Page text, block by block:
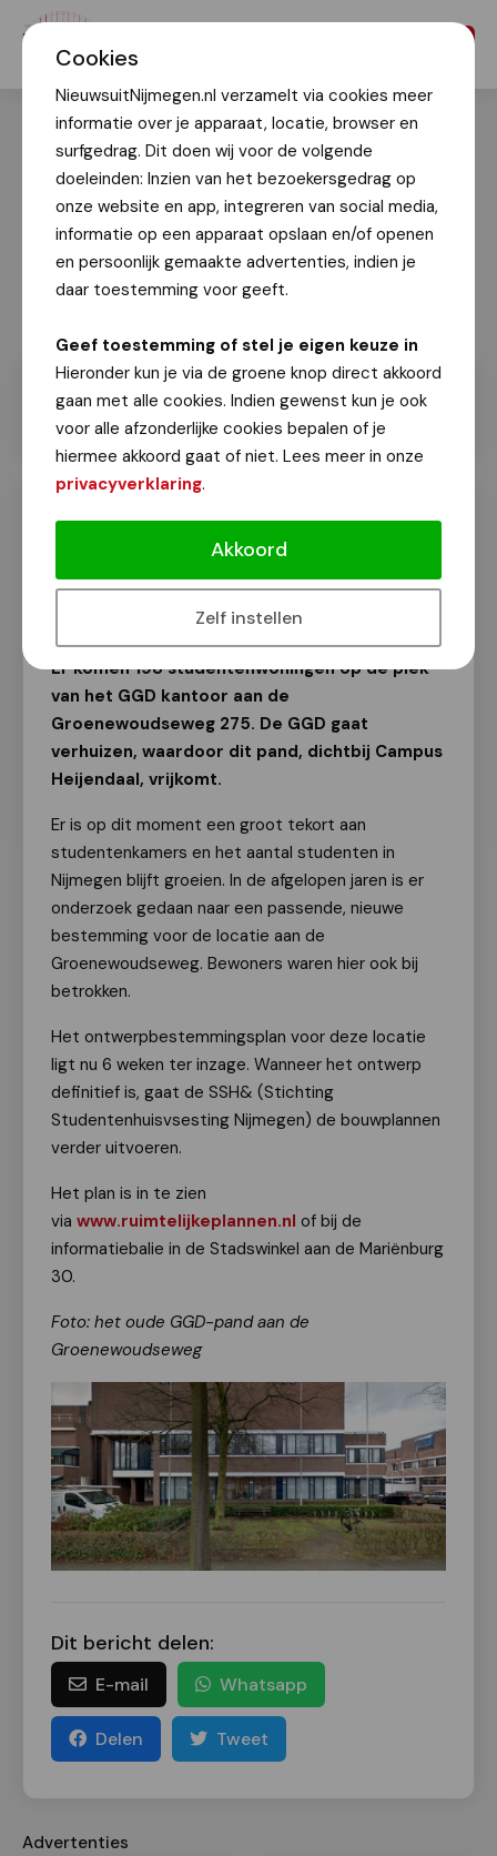
Cookies
NieuwsuitNijmegen.nl verzamelt via cookies meer
informatie over je apparaat, locatie, browser en
surfgedrag. Dit doen wij voor de volgende
doeleinden: Inzien van het bezoekersgedrag op
onze website en app, integreren van social media,
informatie op een apparaat opslaan en/of openen
en persoonlijk gemaakte advertenties, indien je
daar toestemming voor geeft.
Geef toestemming of stel je eigen keuze in
Hieronder kun je via de groene knop direct akkoord
gaan met alle cookies. Indien gewenst kun je ook
voor alle afzonderlijke cookies bepalen of je
hiermee akkoord gaat of niet. Lees meer in onze
privacyverklaring.
Akkoord
Zelf instellen
Studentenwoningen op oude plek
GGD Groenewoudseweg
Van onze redactie
Er komen 198 studentenwoningen op de plek
van het GGD kantoor aan de
Groenewoudseweg 275. De GGD gaat
verhuizen, waardoor dit pand, dichtbij Campus
Heijendaal, vrijkomt.
Er is op dit moment een groot tekort aan
studentenkamers en het aantal studenten in
Nijmegen blijft groeien. In de afgelopen jaren is er
onderzoek gedaan naar een passende, nieuwe
bestemming voor de locatie aan de
Groenewoudseweg. Bewoners waren hier ook bij
betrokken.
Het ontwerpbestemmingsplan voor deze locatie
ligt nu 6 weken ter inzage. Wanneer het ontwerp
definitief is, gaat de SSH& (Stichting
Studentenhuisvsesting Nijmegen) de bouwplannen
verder uitvoeren.
Het plan is in te zien
via www.ruimtelijkeplannen.nl of bij de
informatiebalie in de Stadswinkel aan de Mariënburg
30.
Foto: het oude GGD-pand aan de
Groenewoudseweg
Dit bericht delen:
E-mail Whatsapp
Delen Tweet
Advertenties